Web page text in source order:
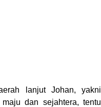
lanjut Johan, yakni
dan sejahtera, tentu